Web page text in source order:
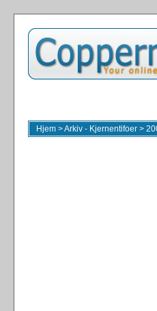
Hjem >Arkiv - Kjernentifoer >